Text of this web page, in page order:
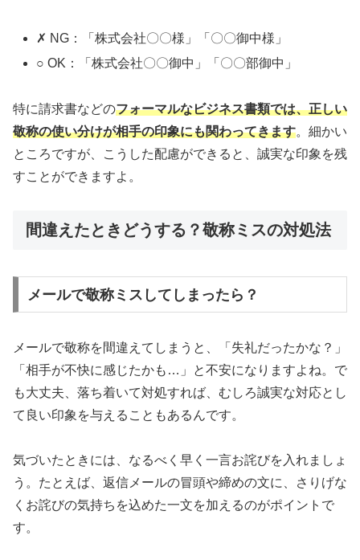
✗ NG：「株式会社〇〇様」「〇〇御中様」
○ OK：「株式会社〇〇御中」「〇〇部御中」
特に請求書などのフォーマルなビジネス書類では、正しい
敬称の使い分けが相手の印象にも関わってきます。細かい
ところですが、こうした配慮ができると、誠実な印象を残
すことができますよ。
間違えたときどうする？敬称ミスの対処法
メールで敬称ミスしてしまったら？
メールで敬称を間違えてしまうと、「失礼だったかな？」
「相手が不快に感じたかも…」と不安になりますよね。で
も大丈夫、落ち着いて対処すれば、むしろ誠実な対応とし
て良い印象を与えることもあるんです。
気づいたときには、なるべく早く一言お詫びを入れましょ
う。たとえば、返信メールの冒頭や締めの文に、さりげな
くお詫びの気持ちを込めた一文を加えるのがポイントで
す。